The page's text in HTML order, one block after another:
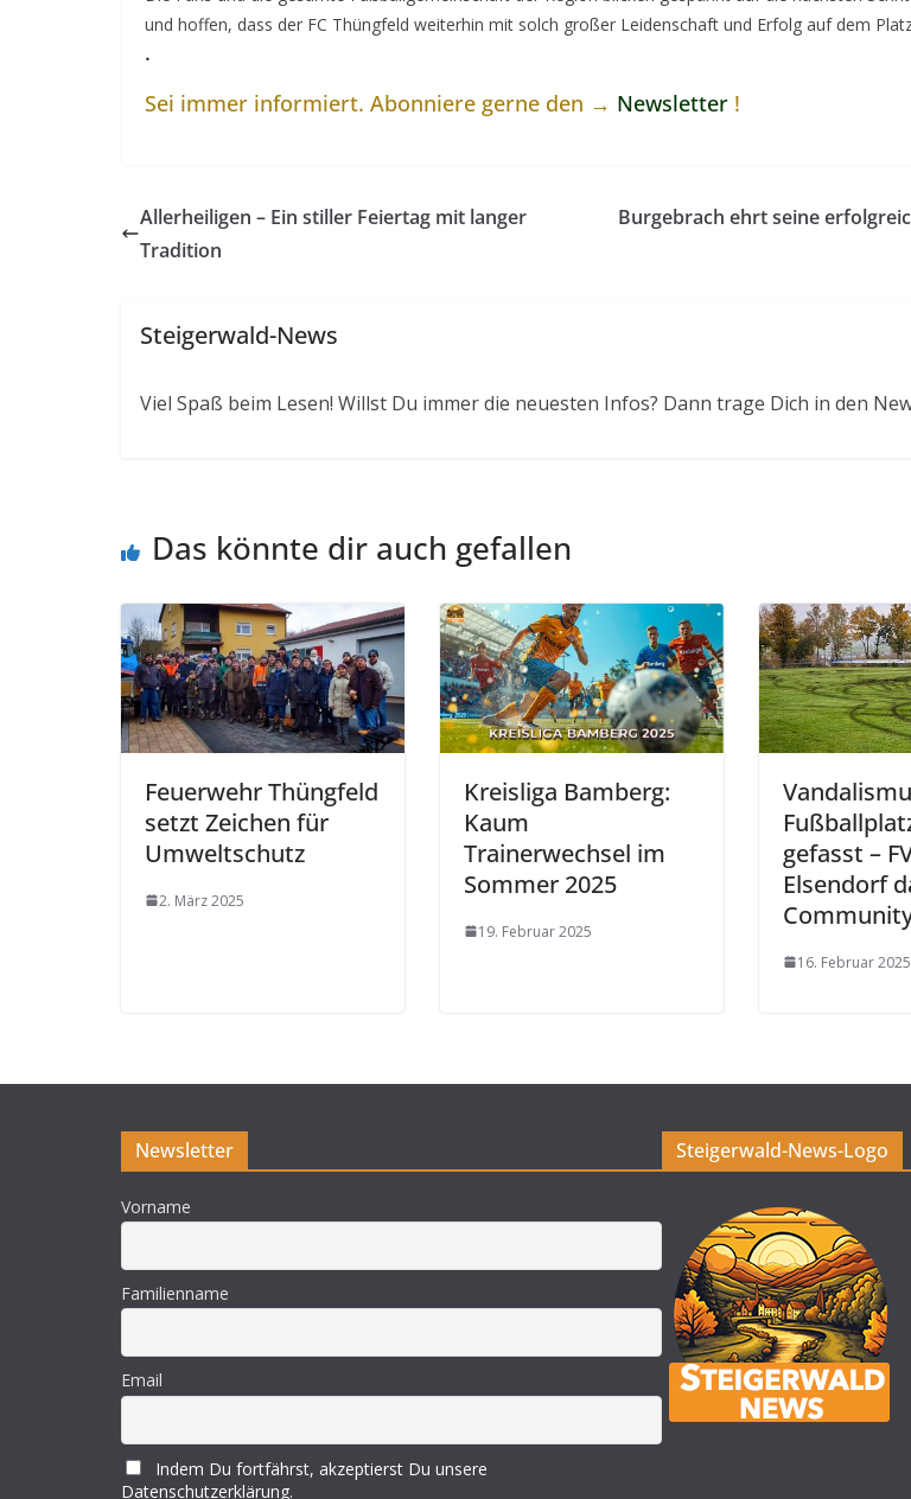
und hoffen, dass der FC Thüngfeld weiterhin mit solch großer Leidenschaft und Erfolg auf dem
.
Sei immer informiert. Abonniere gerne den → Newsletter !
Allerheiligen – Ein stiller Feiertag mit langer
Tradition
Burgebrach ehrt seine
Steigerwald-News
Viel Spaß beim Lesen! Willst Du immer die neuesten Infos? Dann trage Dich in den
Das könnte dir auch gefallen
Feuerwehr Thüngfeld
setzt Zeichen für
Umweltschutz
2. März 2025
Kreisliga Bamberg:
Kaum
Trainerwechsel im
Sommer 2025
19. Februar 2025
gefasst –
Elsendorf
16. Februar 2025
Newsletter
Vorname
Familienname
Email
Indem Du fortfährst, akzeptierst Du unsere
Datenschutzerklärung.
Steigerwald-News-Logo